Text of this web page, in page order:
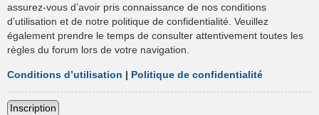
assurez-vous d’avoir pris connaissance de nos conditions
d’utilisation et de notre politique de confidentialité. Veuillez
également prendre le temps de consulter attentivement toutes les
règles du forum lors de votre navigation.
Conditions d’utilisation | Politique de confidentialité
Inscription